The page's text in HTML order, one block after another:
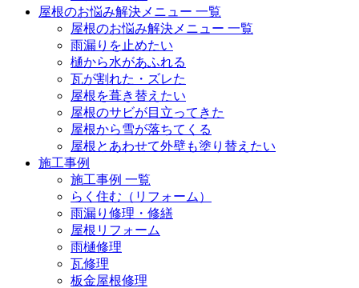
屋根のお悩み解決メニュー 一覧
屋根のお悩み解決メニュー 一覧
雨漏りを止めたい
樋から水があふれる
瓦が割れた・ズレた
屋根を葺き替えたい
屋根のサビが目立ってきた
屋根から雪が落ちてくる
屋根とあわせて外壁も塗り替えたい
施工事例
施工事例 一覧
らく住む（リフォーム）
雨漏り修理・修繕
屋根リフォーム
雨樋修理
瓦修理
板金屋根修理